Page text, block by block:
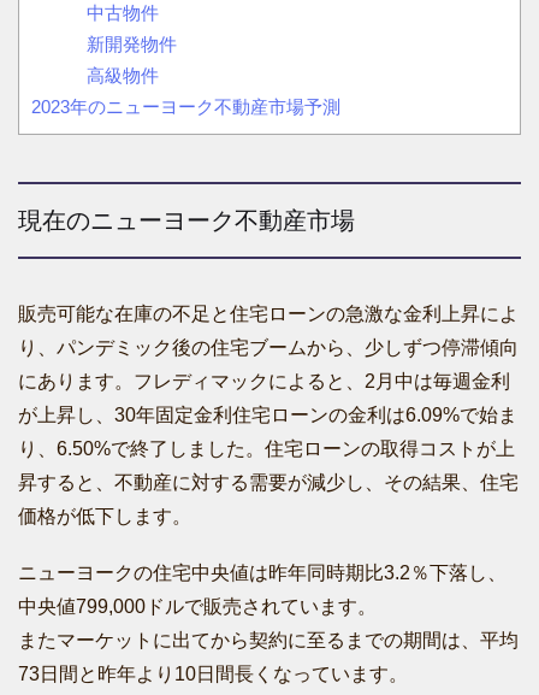
中古物件
新開発物件
高級物件
2023年のニューヨーク不動産市場予測
現在のニューヨーク不動産市場
販売可能な在庫の不足と住宅ローンの急激な金利上昇によ
り、パンデミック後の住宅ブームから、少しずつ停滞傾向
にあります。フレディマックによると、2月中は毎週金利
が上昇し、30年固定金利住宅ローンの金利は6.09%で始ま
り、6.50%で終了しました。住宅ローンの取得コストが上
昇すると、不動産に対する需要が減少し、その結果、住宅
価格が低下します。
ニューヨークの住宅中央値は昨年同時期比3.2％下落し、
中央値799,000ドルで販売されています。
またマーケットに出てから契約に至るまでの期間は、平均
73日間と昨年より10日間長くなっています。